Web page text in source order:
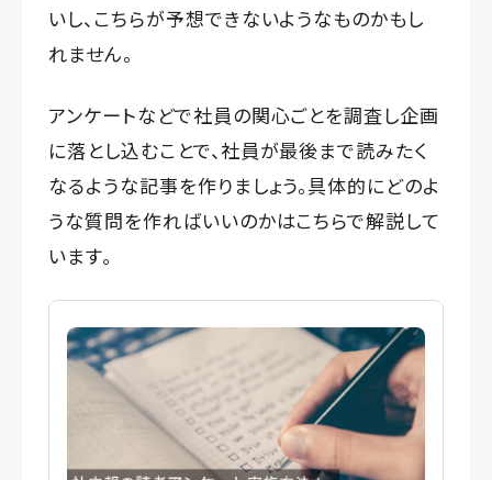
いし、こちらが予想できないようなものかもし
れません。
アンケートなどで社員の関心ごとを調査し企画
に落とし込むことで、社員が最後まで読みたく
なるような記事を作りましょう。具体的にどのよ
うな質問を作ればいいのかはこちらで解説して
います。